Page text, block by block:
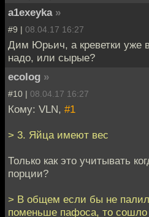
a1exeyka »
#9 | 08.04.17 16:27
Дим Юрьич, а креветки уже
надо, или сырые?
ecolog »
#10 | 08.04.17 16:27
Кому: VLN, #1
> 3. Яйца имеют вес
Только как это учитывать
порции?
> В общем если бы не
поменьше пафоса, то